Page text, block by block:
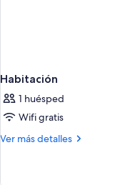
Habitación
1 huésped
Wifi gratis
Ver más detalles
Más